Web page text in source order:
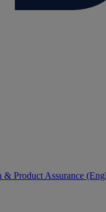
& Product Assurance